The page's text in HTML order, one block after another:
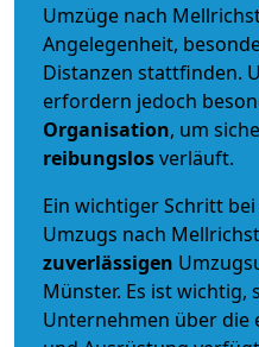
Umzüge nach
Angelegenheit,
Distanzen stattfinden.
erfordern jedoch
Organisation, um
reibungslosverläuft.
Ein wichtiger Schritt
Umzugs nach
zuverlässigen
Münster. Es ist wichtig,
Unternehmen über